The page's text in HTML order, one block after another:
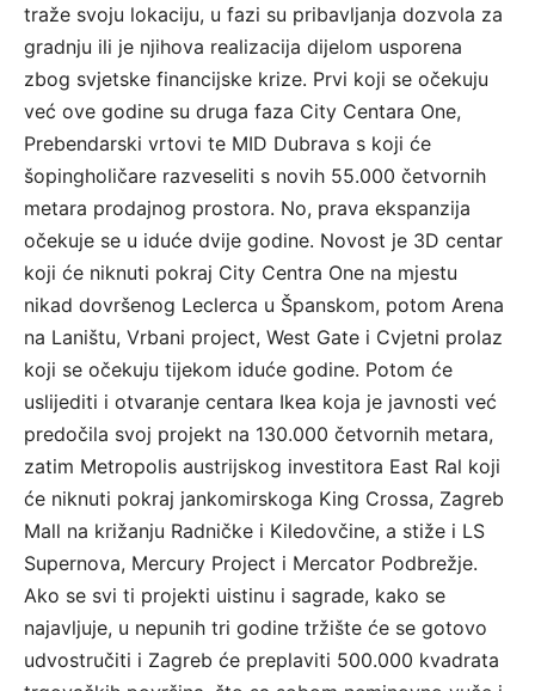
traže svoju lokaciju, u fazi su pribavljanja dozvola za
gradnju ili je njihova realizacija dijelom usporena
zbog svjetske financijske krize. Prvi koji se očekuju
već ove godine su druga faza City Centara One,
Prebendarski vrtovi te MID Dubrava s koji će
šopingholičare razveseliti s novih 55.000 četvornih
metara prodajnog prostora. No, prava ekspanzija
očekuje se u iduće dvije godine. Novost je 3D centar
koji će niknuti pokraj City Centra One na mjestu
nikad dovršenog Leclerca u Španskom, potom Arena
na Laništu, Vrbani project, West Gate i Cvjetni prolaz
koji se očekuju tijekom iduće godine. Potom će
uslijediti i otvaranje centara Ikea koja je javnosti već
predočila svoj projekt na 130.000 četvornih metara,
zatim Metropolis austrijskog investitora East Ral koji
će niknuti pokraj jankomirskoga King Crossa, Zagreb
Mall na križanju Radničke i Kiledovčine, a stiže i LS
Supernova, Mercury Project i Mercator Podbrežje.
Ako se svi ti projekti uistinu i sagrade, kako se
najavljuje, u nepunih tri godine tržište će se gotovo
udvostručiti i Zagreb će preplaviti 500.000 kvadrata